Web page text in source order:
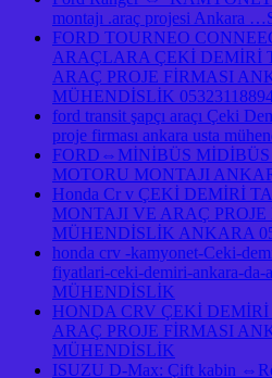
montajı .araç projesi
FORD TOURNEO
ARAÇLARA ÇEKİ DEMİRİ
ARAÇ PROJE FİRMASI
MÜHENDİSLİK
ford transit şapçı araçı Çeki
proje firması ankara usta
FORD⇔MİNİBÜS
MOTORU MONTAJI
Honda Cr v ÇEKİ DEMİRİ
MONTAJI VE ARAÇ
MÜHENDİSLİK ANKARA
honda crv -kamyonet-Ceki-
fiyatlari-ceki-demiri-ankara-da-
MÜHENDİSLİK
HONDA CRV ÇEKİ
ARAÇ PROJE FİRMASI
MÜHENDİSLİK
ISUZU D-Max: Çift kabin